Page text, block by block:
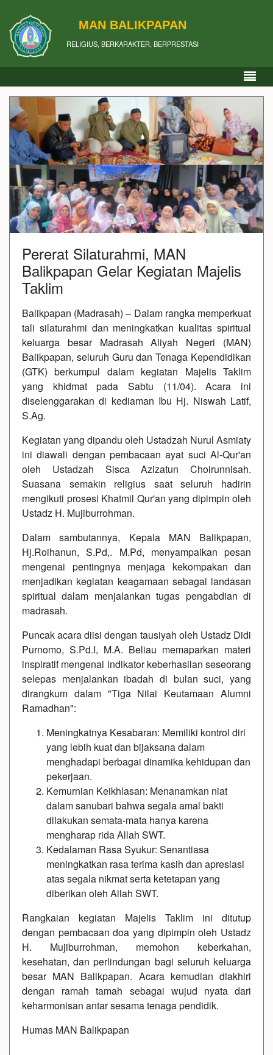
MAN BALIKPAPAN
RELIGIUS, BERKARAKTER, BERPRESTASI
Pererat Silaturahmi, MAN
Balikpapan Gelar Kegiatan Majelis
Taklim
Balikpapan (Madrasah) – Dalam rangka memperkuat
tali silaturahmi dan meningkatkan kualitas spiritual
keluarga besar Madrasah Aliyah Negeri (MAN)
Balikpapan, seluruh Guru dan Tenaga Kependidikan
(GTK) berkumpul dalam kegiatan Majelis Taklim
yang khidmat pada Sabtu (11/04). Acara ini
diselenggarakan di kediaman Ibu Hj. Niswah Latif,
S.Ag.
Kegiatan yang dipandu oleh Ustadzah Nurul Asmiaty
ini diawali dengan pembacaan ayat suci Al-Qur'an
oleh Ustadzah Sisca Azizatun Choirunnisah.
Suasana semakin religius saat seluruh hadirin
mengikuti prosesi Khatmil Qur'an yang dipimpin oleh
Ustadz H. Mujiburrohman.
Dalam sambutannya, Kepala MAN Balikpapan,
Hj.Roihanun, S.Pd,. M.Pd, menyampaikan pesan
mengenai pentingnya menjaga kekompakan dan
menjadikan kegiatan keagamaan sebagai landasan
spiritual dalam menjalankan tugas pengabdian di
madrasah.
Puncak acara diisi dengan tausiyah oleh Ustadz Didi
Purnomo, S.Pd.I, M.A. Beliau memaparkan materi
inspiratif mengenai indikator keberhasilan seseorang
selepas menjalankan ibadah di bulan suci, yang
dirangkum dalam "Tiga Nilai Keutamaan Alumni
Ramadhan":
Meningkatnya Kesabaran: Memiliki kontrol diri
yang lebih kuat dan bijaksana dalam
menghadapi berbagai dinamika kehidupan dan
pekerjaan.
Kemurnian Keikhlasan: Menanamkan niat
dalam sanubari bahwa segala amal bakti
dilakukan semata-mata hanya karena
mengharap rida Allah SWT.
Kedalaman Rasa Syukur: Senantiasa
meningkatkan rasa terima kasih dan apresiasi
atas segala nikmat serta ketetapan yang
diberikan oleh Allah SWT.
Rangkaian kegiatan Majelis Taklim ini ditutup
dengan pembacaan doa yang dipimpin oleh Ustadz
H. Mujiburrohman, memohon keberkahan,
kesehatan, dan perlindungan bagi seluruh keluarga
besar MAN Balikpapan. Acara kemudian diakhiri
dengan ramah tamah sebagai wujud nyata dari
keharmonisan antar sesama tenaga pendidik.
Humas MAN Balikpapan